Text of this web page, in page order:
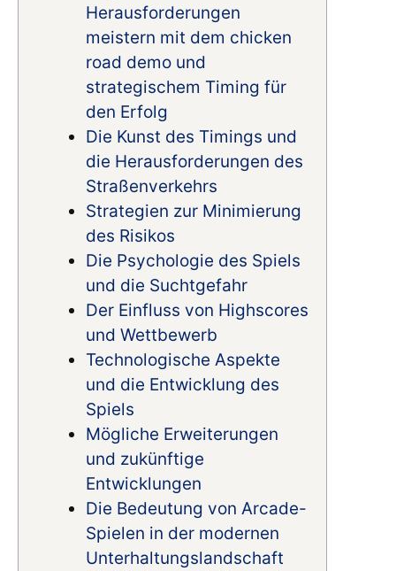
Herausforderungen
meistern mit dem chicken
road demo und
strategischem Timing für
den Erfolg
Die Kunst des Timings und
die Herausforderungen des
Straßenverkehrs
Strategien zur Minimierung
des Risikos
Die Psychologie des Spiels
und die Suchtgefahr
Der Einfluss von Highscores
und Wettbewerb
Technologische Aspekte
und die Entwicklung des
Spiels
Mögliche Erweiterungen
und zukünftige
Entwicklungen
Die Bedeutung von Arcade-
Spielen in der modernen
Unterhaltungslandschaft